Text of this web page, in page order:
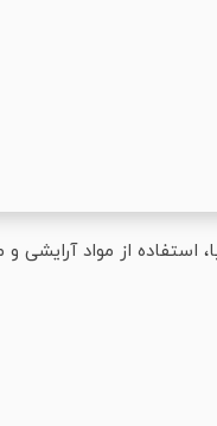
از مواد آرایشی و